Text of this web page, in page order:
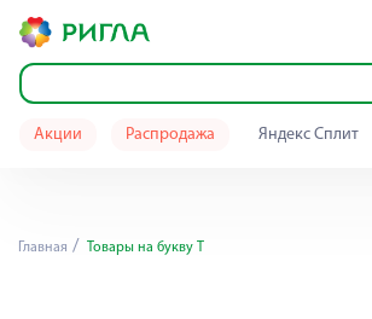
Акции Распродажа Яндекс Сплит
Главная Товары на букву Т